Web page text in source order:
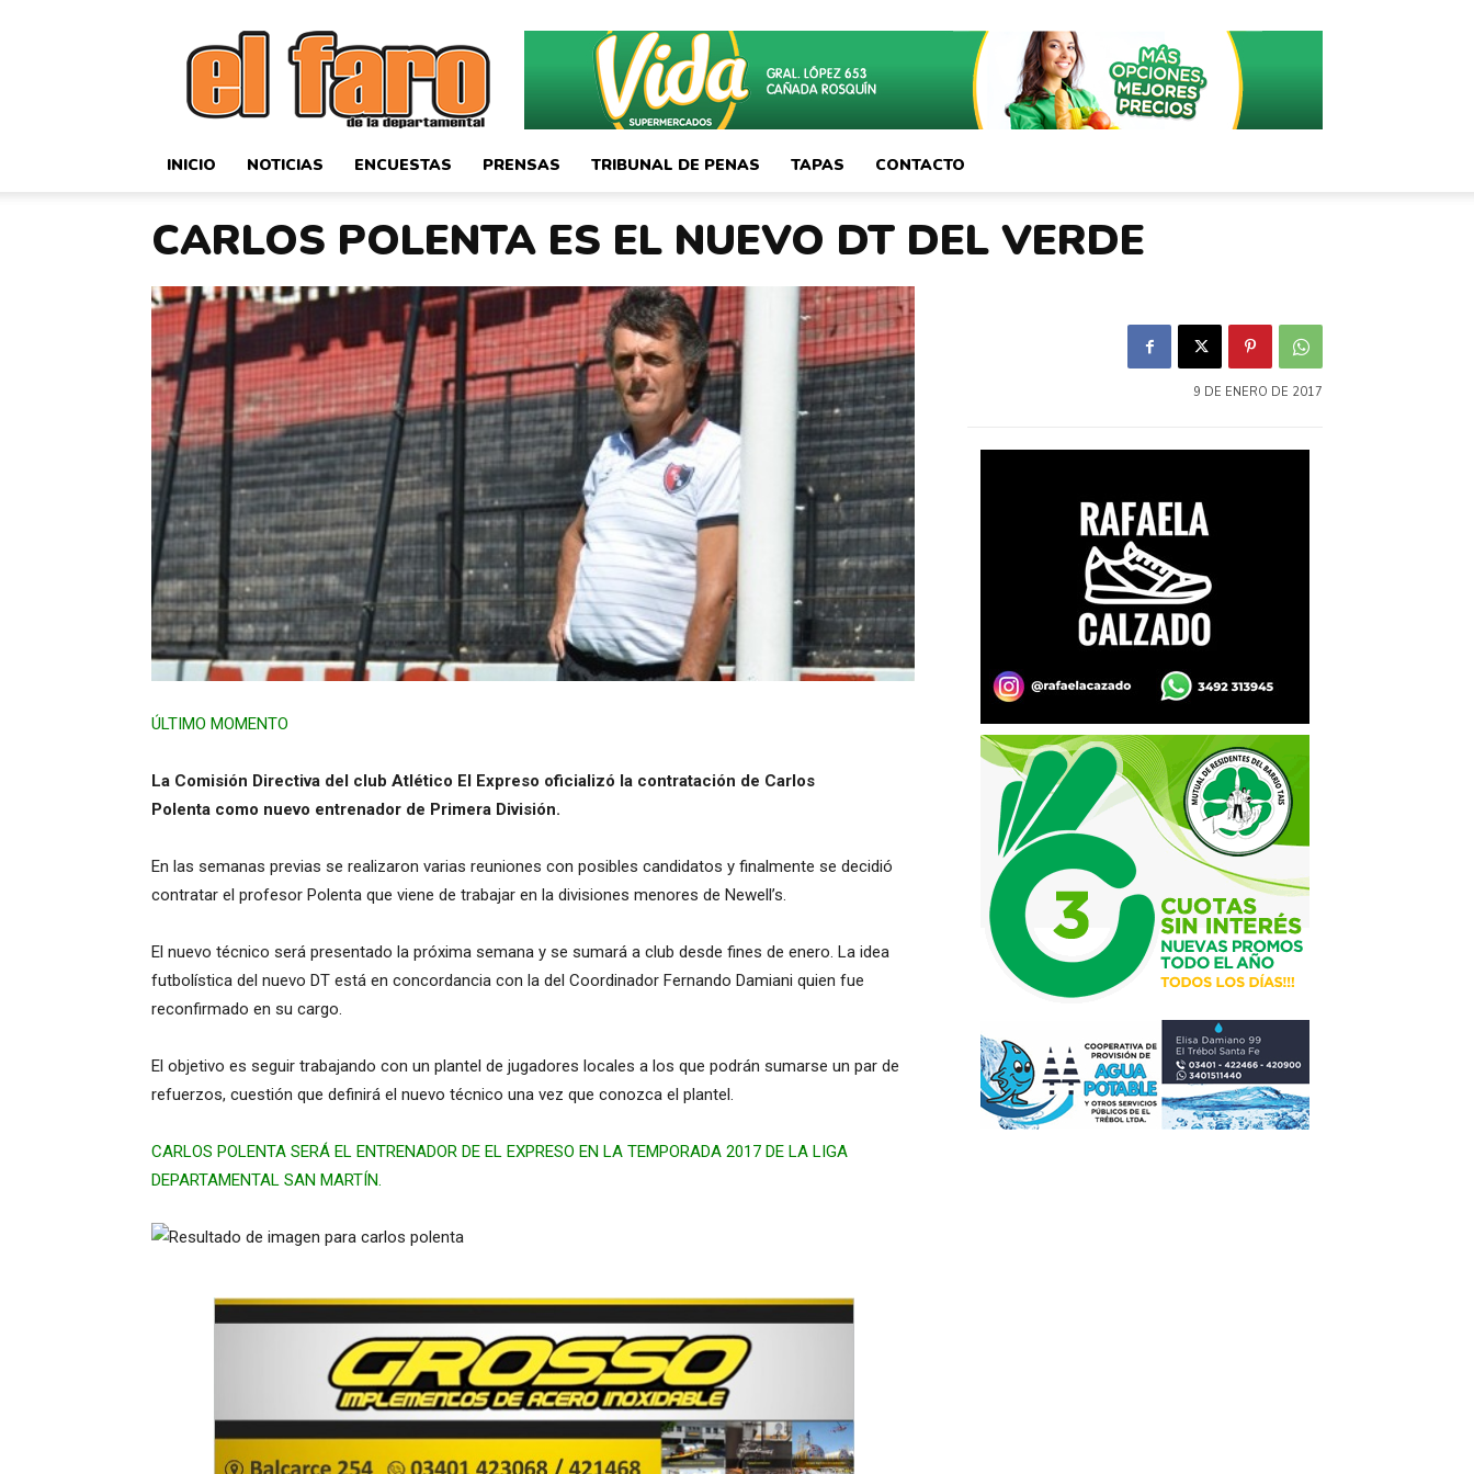
El
Faro
Deportivo
INICIO NOTICIAS ENCUESTAS PRENSAS TRIBUNAL DE PENAS TAPAS CONTACTO
CARLOS POLENTA ES EL NUEVO DT DEL VERDE
ÚLTIMO MOMENTO
La Comisión Directiva del club Atlético El Expreso oficializó la contratación de Carlos
Polenta como nuevo entrenador de Primera División.
En las semanas previas se realizaron varias reuniones con posibles candidatos y finalmente se decidió
contratar el profesor Polenta que viene de trabajar en la divisiones menores de Newell’s.
El nuevo técnico será presentado la próxima semana y se sumará a club desde fines de enero. La idea
futbolística del nuevo DT está en concordancia con la del Coordinador Fernando Damiani quien fue
reconfirmado en su cargo.
El objetivo es seguir trabajando con un plantel de jugadores locales a los que podrán sumarse un par de
refuerzos, cuestión que definirá el nuevo técnico una vez que conozca el plantel.
CARLOS POLENTA SERÁ EL ENTRENADOR DE EL EXPRESO EN LA TEMPORADA 2017 DE LA LIGA
DEPARTAMENTAL SAN MARTÍN.
9 DE ENERO DE 2017